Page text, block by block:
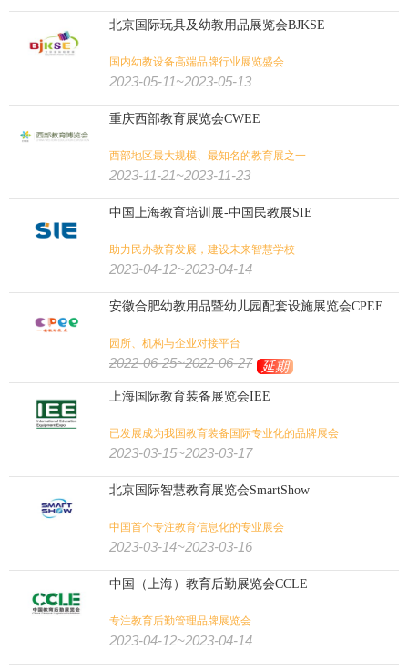
北京国际玩具及幼教用品展览会BJKSE
国内幼教设备高端品牌行业展览盛会
2023-05-11~2023-05-13
重庆西部教育展览会CWEE
西部地区最大规模、最知名的教育展之一
2023-11-21~2023-11-23
中国上海教育培训展-中国民教展SIE
助力民办教育发展，建设未来智慧学校
2023-04-12~2023-04-14
安徽合肥幼教用品暨幼儿园配套设施展览会CPEE
园所、机构与企业对接平台
2022-06-25~2022-06-27 延期
上海国际教育装备展览会IEE
已发展成为我国教育装备国际专业化的品牌展会
2023-03-15~2023-03-17
北京国际智慧教育展览会SmartShow
中国首个专注教育信息化的专业展会
2023-03-14~2023-03-16
中国（上海）教育后勤展览会CCLE
专注教育后勤管理品牌展览会
2023-04-12~2023-04-14